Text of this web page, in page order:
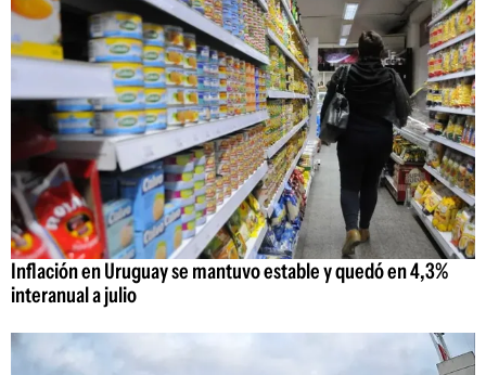
Inflación en Uruguay se mantuvo estable y quedó en 4,3%
interanual a julio